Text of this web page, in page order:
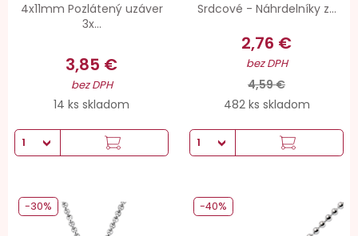
4x11mm Pozlátený uzáver
3x...
3,85 €
bez DPH
14 ks skladom
Srdcové - Náhrdelníky z...
2,76 €
bez DPH
4,59 €
482 ks skladom
-30% -40%